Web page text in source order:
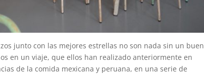
junto con las mejores estrellas no son nada sin un buen
en un viaje, que ellos han realizado anteriormente en
de la comida mexicana y peruana, en una serie de